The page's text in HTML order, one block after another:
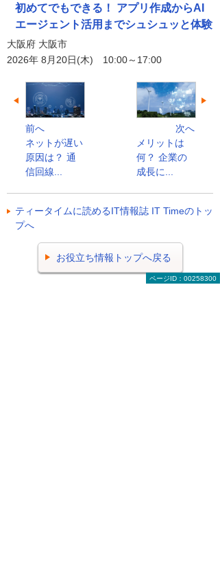
初めてでもできる！ アプリ作成からAI
エージェント活用までシュシュッと体験
大阪府 大阪市
2026年 8月20日(木) 10:00～17:00
前へ
ネットが遅い
原因は？ 通
信回線...
次へ
メリットは
何？ 企業の
成長に...
ティータイムに読めるIT情報誌 IT Timeのトッ
プへ
お役立ち情報トップへ戻る
ページID：00258300